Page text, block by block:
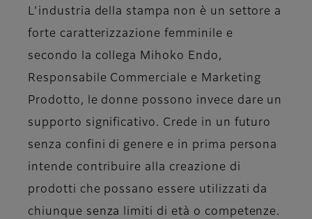
L’industria della stampa non è un settore a
forte caratterizzazione femminile e
secondo la collega Mihoko Endo,
Responsabile Commerciale e Marketing
Prodotto, le donne possono invece dare un
supporto significativo. Crede in un futuro
senza confini di genere e in prima persona
intende contribuire alla creazione di
prodotti che possano essere utilizzati da
chiunque senza limiti di età o competenze.